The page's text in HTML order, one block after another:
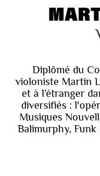
Diplômé du
violoniste Martin
et à l’étranger
diversifiés :
Musiques
Balimurphy,